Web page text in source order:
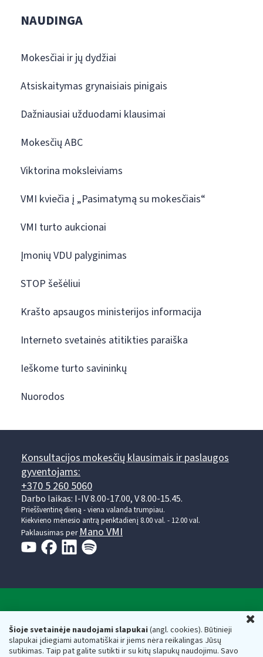
Šioje svetainėje naudojami slapukai(angl. cookies). Būtinieji
slapukai įdiegiami automatiškai ir jiems nėra reikalingas Jūsų
sutikimas. Taip pat galite sutikti ir su kitų slapukų naudojimu. Savo
NAUDINGA
Mokesčiai ir jų dydžiai
Atsiskaitymas grynaisiais pinigais
Dažniausiai užduodami klausimai
Mokesčių ABC
Viktorina moksleiviams
VMI kviečia į „Pasimatymą su mokesčiais“
VMI turto aukcionai
Įmonių VDU palyginimas
STOP šešėliui
Krašto apsaugos ministerijos informacija
Interneto svetainės atitikties paraiška
Ieškome turto savininkų
Nuorodos
Konsultacijos mokesčių klausimais ir paslaugos
gyventojams:
+370 5 260 5060
Darbo laikas: I-IV 8.00-17.00, V 8.00-15.45.
Prieššventinę dieną - viena valanda trumpiau.
Kiekvieno mėnesio antrą penktadienį 8.00 val. - 12.00 val.
Paklausimas per Mano VMI
Respublikos finansų ministerijos
Biudžetinė įstaiga. Juridinio asmens kodas — 188659752,